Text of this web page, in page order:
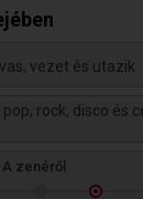
vezet és utazik
pop, rock, disco és
A zenéről